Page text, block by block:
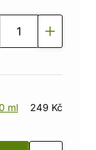
ml 249 Kč